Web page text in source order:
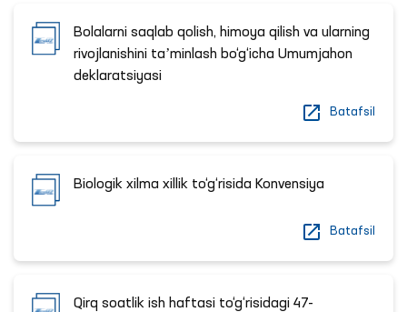
Bolalarni saqlab qolish, himoya qilish va ularning
rivojlanishini taʼminlash bo‘g‘icha Umumjahon
deklaratsiyasi
Batafsil
Biologik xilma xillik to‘g‘risida Konvensiya
Batafsil
Qirq soatlik ish haftasi to‘g‘risidagi 47-